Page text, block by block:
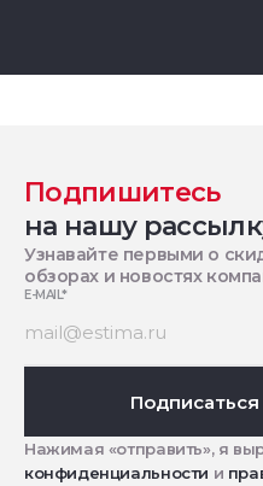
Подпишитесь
на нашу
Узнавайте первыми о
обзорах и новостях
E-MAIL*
Подписаться
Нажимая «отправить», я
конфиденциальности и